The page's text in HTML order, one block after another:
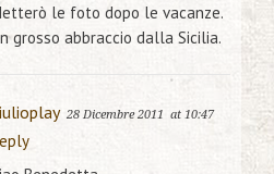
le foto dopo le vacanze.
grosso abbraccio dalla Sicilia.
28 Dicembre 2011 at 10:47